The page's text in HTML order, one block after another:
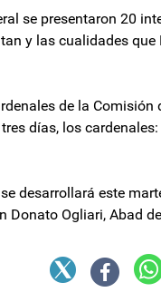
se presentaron 20
y las cualidades
de la
días, los
desarrollará este
Donato Ogliari, Abad